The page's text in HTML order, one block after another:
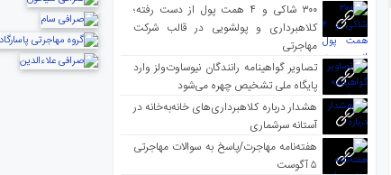
۳۰۰ شاکی و ۴ همت پول از دست رفته؛
کلاهبرداری و پولشویی در قالب شرکت
مهاجرتی
تصاویر گواهینامه رانندگان نیوساوت‌ولز وارد
پایگاه ملی تشخیص چهره می‌شود
هشدار درباره کلاهبرداری‌های خانه‌به‌خانه در
آستانه سرشماری
هفته‌نامه مهاجرت/پاسخ به سوالات مهاجرتی
۵ آگوست